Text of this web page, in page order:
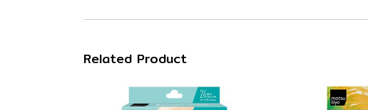
Related Product